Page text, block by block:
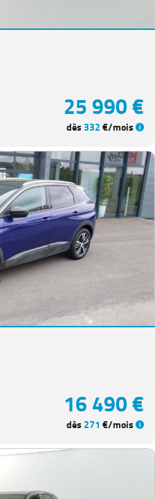
25 990 €
dès332€/mois
16 490 €
dès 271 €/mois